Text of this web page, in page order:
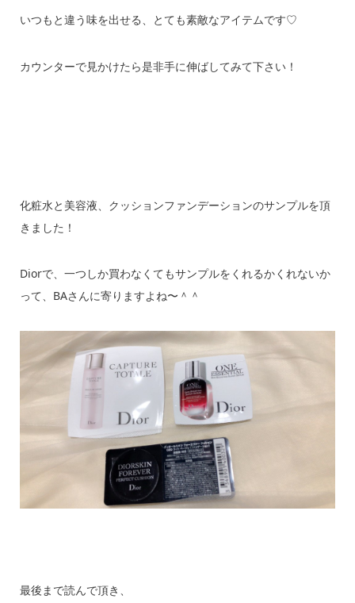
いつもと違う味を出せる、とても素敵なアイテムです♡
カウンターで見かけたら是非手に伸ばしてみて下さい！
化粧水と美容液、クッションファンデーションのサンプルを頂
きました！
Diorで、一つしか買わなくてもサンプルをくれるかくれないか
って、BAさんに寄りますよね〜＾＾
最後まで読んで頂き、